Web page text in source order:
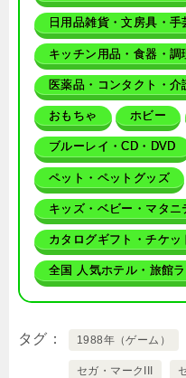
日用品雑貨・文房具・手
キッチン用品・食器・調
医薬品・コンタクト・介
おもちゃ ホビー
ブルーレイ・CD・DVD
ペット・ペットグッズ
キッズ・ベビー・マタニ
カタログギフト・チケッ
全国 人気ホテル・旅館
タグ 1988年（ゲーム）
セガ・マークIII